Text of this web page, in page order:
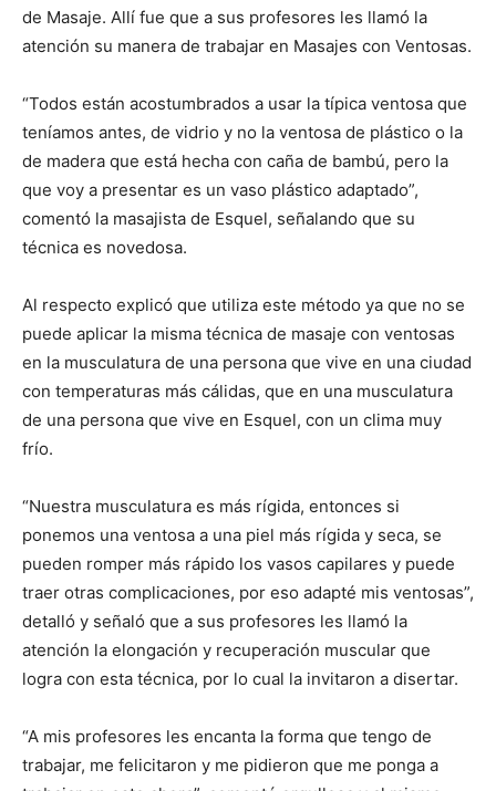
de Masaje. Allí fue que a sus profesores les llamó la
atención su manera de trabajar en Masajes con Ventosas.
“Todos están acostumbrados a usar la típica ventosa que
teníamos antes, de vidrio y no la ventosa de plástico o la
de madera que está hecha con caña de bambú, pero la
que voy a presentar es un vaso plástico adaptado”,
comentó la masajista de Esquel, señalando que su
técnica es novedosa.
Al respecto explicó que utiliza este método ya que no se
puede aplicar la misma técnica de masaje con ventosas
en la musculatura de una persona que vive en una ciudad
con temperaturas más cálidas, que en una musculatura
de una persona que vive en Esquel, con un clima muy
frío.
“Nuestra musculatura es más rígida, entonces si
ponemos una ventosa a una piel más rígida y seca, se
pueden romper más rápido los vasos capilares y puede
traer otras complicaciones, por eso adapté mis ventosas”,
detalló y señaló que a sus profesores les llamó la
atención la elongación y recuperación muscular que
logra con esta técnica, por lo cual la invitaron a disertar.
“A mis profesores les encanta la forma que tengo de
trabajar, me felicitaron y me pidieron que me ponga a